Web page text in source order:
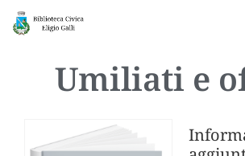
Umiliati e